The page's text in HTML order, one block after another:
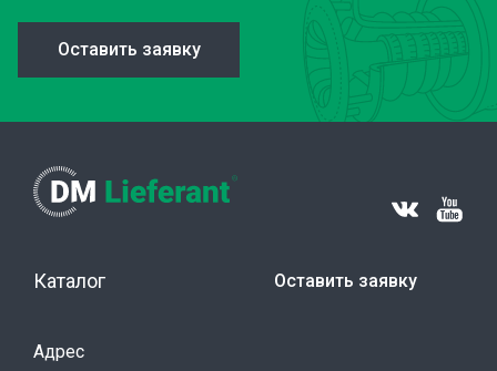
Оставить заявку
Каталог Оставить заявку
Адрес